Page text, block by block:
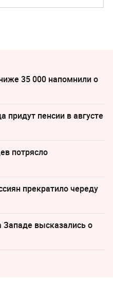
35 000 напомнили о
придут пенсии в августе
потрясло
прекратило череду
Западе высказались о